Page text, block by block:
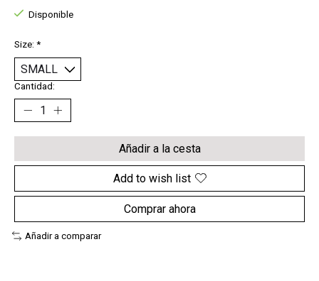
Disponible
Size: *
Cantidad:
Añadir a la cesta
Add to wish list
Comprar ahora
Añadir a comparar